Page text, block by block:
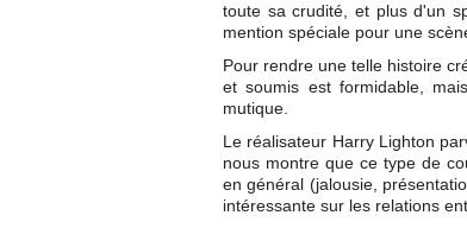
toute sa crudité, et plus d'un
mention spéciale pour une
Pour rendre une telle histoire
et soumis est formidable,
mutique.
Le réalisateur Harry Lighton
nous montre que ce type de
en général (jalousie,
intéressante sur les relations